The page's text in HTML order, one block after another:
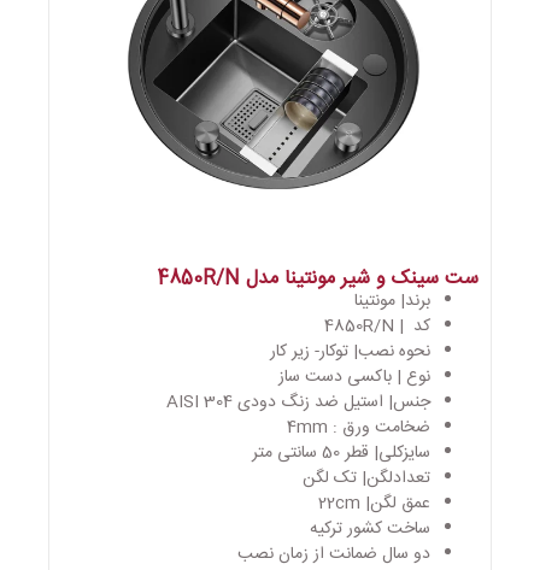
ست سینک و شیر مونتینا مدل 4850R/N
برند| مونتینا
کد | 4850R/N
نحوه نصب| توکار- زیر کار
نوع | باکسی دست ساز
جنس| استیل ضد زنگ دودی AISI 304
ضخامت ورق : 4mm
سایزکلی| قطر 50 سانتی متر
تعدادلگن| تک لگن
عمق لگن| 22cm
ساخت کشور ترکیه
دو سال ضمانت از زمان نصب